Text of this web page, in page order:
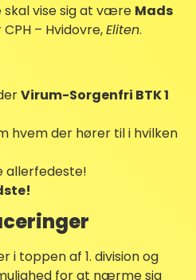
vise sig at være Mads
– Hvidovre,Eliten.
Virum-Sorgenfri BTK 1
hvem der hører til i hvilken
allerfedeste!
i toppen af 1. division og
for at nærme sig